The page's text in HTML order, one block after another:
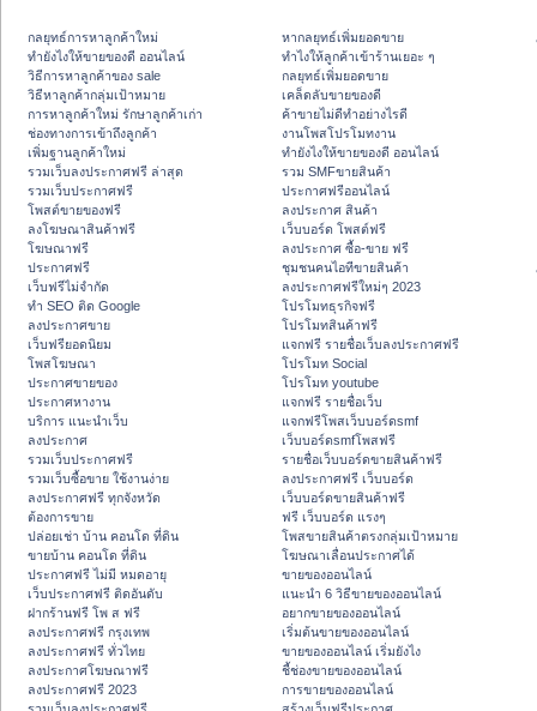
กลยุทธ์การหาลูกค้าใหม่
ทํายังไงให้ขายของดี ออนไลน์
วิธีการหาลูกค้าของ sale
วิธีหาลูกค้ากลุ่มเป้าหมาย
การหาลูกค้าใหม่ รักษาลูกค้าเก่า
ช่องทางการเข้าถึงลูกค้า
เพิ่มฐานลูกค้าใหม่
รวมเว็บลงประกาศฟรี ล่าสุด
รวมเว็บประกาศฟรี
โพสต์ขายของฟรี
ลงโฆษณาสินค้าฟรี
โฆษณาฟรี
ประกาศฟรี
เว็บฟรีไม่จำกัด
ทำ SEO ติด Google
ลงประกาศขาย
เว็บฟรียอดนิยม
โพสโฆษณา
ประกาศขายของ
ประกาศหางาน
บริการ แนะนำเว็บ
ลงประกาศ
รวมเว็บประกาศฟรี
รวมเว็บซื้อขาย ใช้งานง่าย
ลงประกาศฟรี ทุกจังหวัด
ต้องการขาย
ปล่อยเช่า บ้าน คอนโด ที่ดิน
ขายบ้าน คอนโด ที่ดิน
ประกาศฟรี ไม่มี หมดอายุ
เว็บประกาศฟรี ติดอันดับ
ฝากร้านฟรี โพ ส ฟรี
ลงประกาศฟรี กรุงเทพ
ลงประกาศฟรี ทั่วไทย
ลงประกาศโฆษณาฟรี
ลงประกาศฟรี 2023
หากลยุทธ์เพิ่มยอดขาย
ทําไงให้ลูกค้าเข้าร้านเยอะ ๆ
กลยุทธ์เพิ่มยอดขาย
เคล็ดลับขายของดี
ค้าขายไม่ดีทำอย่างไรดี
งานโพสโปรโมทงาน
ทํายังไงให้ขายของดี ออนไลน์
รวม SMFขายสินค้า
ประกาศฟรีออนไลน์
ลงประกาศ สินค้า
เว็บบอร์ด โพสต์ฟรี
ลงประกาศ ซื้อ-ขาย ฟรี
ชุมชนคนไอทีขายสินค้า
ลงประกาศฟรีใหม่ๆ 2023
โปรโมทธุรกิจฟรี
โปรโมทสินค้าฟรี
แจกฟรี รายชื่อเว็บลงประกาศฟรี
โปรโมท Social
โปรโมท youtube
แจกฟรี รายชื่อเว็บ
แจกฟรีโพสเว็บบอร์ดsmf
เว็บบอร์ดsmfโพสฟรี
รายชื่อเว็บบอร์ดขายสินค้าฟรี
ลงประกาศฟรี เว็บบอร์ด
เว็บบอร์ดขายสินค้าฟรี
ฟรี เว็บบอร์ด แรงๆ
โพสขายสินค้าตรงกลุ่มเป้าหมาย
โฆษณาเลื่อนประกาศได้
ขายของออนไลน์
แนะนำ 6 วิธีขายของออนไลน์
อยากขายของออนไลน์
เริ่มต้นขายของออนไลน์
ขายของออนไลน์ เริ่มยังไง
ชี้ช่องขายของออนไลน์
การขายของออนไลน์